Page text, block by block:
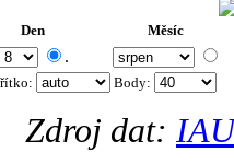
Den Měsíc
.
Body:
Zdroj dat: